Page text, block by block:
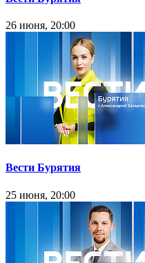
26 июня, 20:00
Вести Бурятия
25 июня, 20:00